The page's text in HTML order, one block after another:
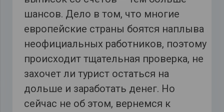
шансов. Дело в том, что многие
европейские страны боятся наплыва
неофициальных работников, поэтому
происходит тщательная проверка, не
захочет ли турист остаться на
дольше и заработать денег. Но
сейчас не об этом, вернемся к